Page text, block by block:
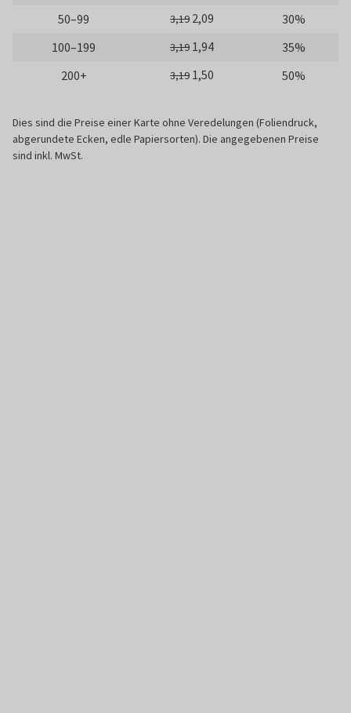
50–99
3,19 2,09
30%
100–199
3,19 1,94
35%
200+
3,19 1,50 50%
Dies sind die Preise einer Karte ohne Veredelungen (Foliendruck,
abgerundete Ecken, edle Papiersorten). Die angegebenen Preise
sind inkl. MwSt.